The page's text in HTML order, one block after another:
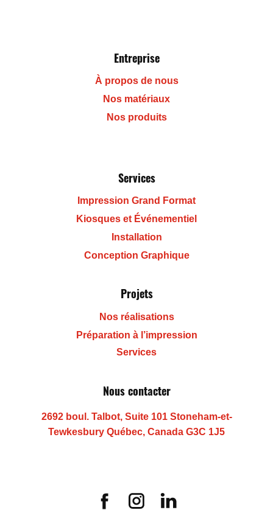
Entreprise
À propos de nous
Nos matériaux
Nos produits
Services
Impression Grand Format
Kiosques et Événementiel
Installation
Conception Graphique
Projets
Nos réalisations
Préparation à l’impression
Services
Nous contacter
2692 boul. Talbot, Suite 101 Stoneham-et-
Tewkesbury Québec, Canada G3C 1J5